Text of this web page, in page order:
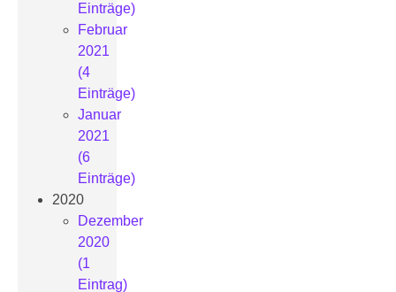
Einträge)
Februar
2021
(4
Einträge)
Januar
2021
(6
Einträge)
2020
Dezember
2020
(1
Eintrag)